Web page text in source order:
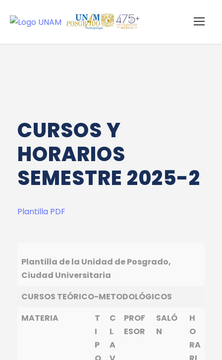
CURSOS Y
HORARIOS
SEMESTRE 2025-2
Plantilla PDF
Plantilla de la Unidad de Posgrado,
Ciudad Universitaria
CURSOS TEÓRICO-METODOLÓGICOS
MATERIA
T
I
P
C
L
A
PROF
ESOR
SALÓ
N
H
O
RA